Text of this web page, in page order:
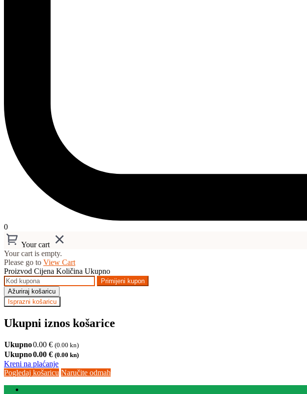
0
Your cart
Your cart is empty.
Please go to View Cart
Proizvod Cijena Količina Ukupno
Primijeni kupon
Ažuriraj košaricu
Isprazni košaricu
Ukupni iznos košarice
Ukupno0.00 € (0.00 kn)
Ukupno0.00 € (0.00 kn)
Kreni na plaćanje
Pogledaj košaricu Naručite odmah